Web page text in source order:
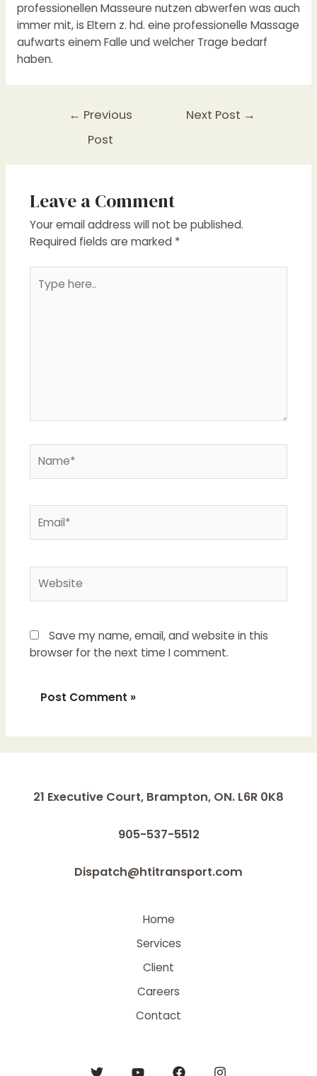
professionellen Masseure nutzen abwerfen was auch
immer mit, is Eltern z. hd. eine professionelle Massage
aufwarts einem Falle und welcher Trage bedarf
haben.
← Previous
Post
Next Post →
Leave a Comment
Your email address will not be published.
Required fields are marked *
here..
Save my name, email, and website in this
browser for the next time I comment.
21 Executive Court, Brampton, ON. L6R 0K8
905-537-5512
Dispatch@htitransport.com
Home
Services
Client
Careers
Contact